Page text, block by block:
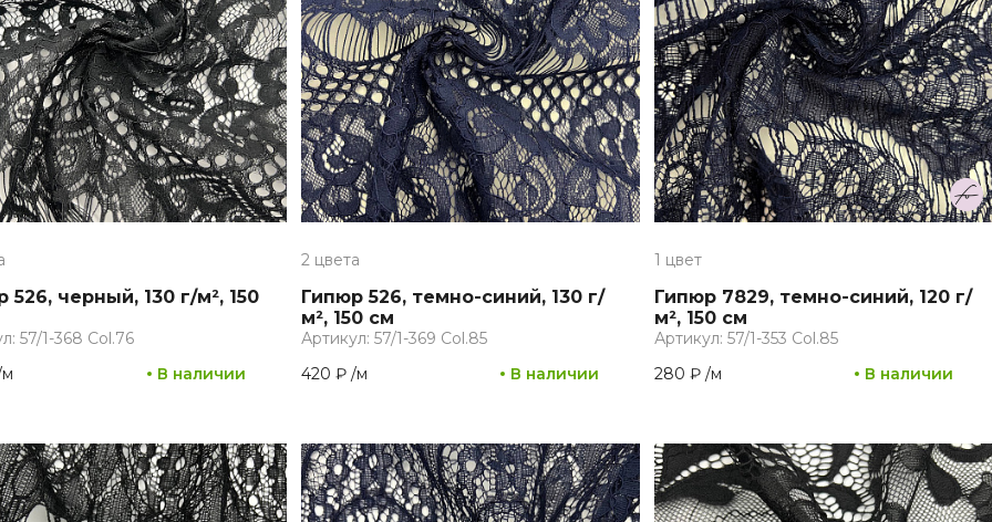
526, черный, 130 г/м², 150
57/1-368 Col.76
м В наличии
2 цвета
Гипюр 526, темно-синий, 130 г/
м², 150 см
Артикул: 57/1-369 Col.85
420 ₽ /м В наличии
1 цвет
Гипюр 7829, темно-синий, 120 г/
м², 150 см
Артикул: 57/1-353 Col.85
280 ₽/м В наличии